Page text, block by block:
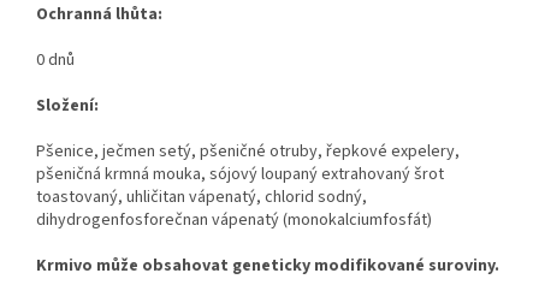
Ochranná lhůta:
0 dnů
Složení:
Pšenice, ječmen setý, pšeničné otruby, řepkové expelery,
pšeničná krmná mouka, sójový loupaný extrahovaný šrot
toastovaný, uhličitan vápenatý, chlorid sodný,
dihydrogenfosforečnan vápenatý (monokalciumfosfát)
Krmivo může obsahovat geneticky modifikované suroviny.